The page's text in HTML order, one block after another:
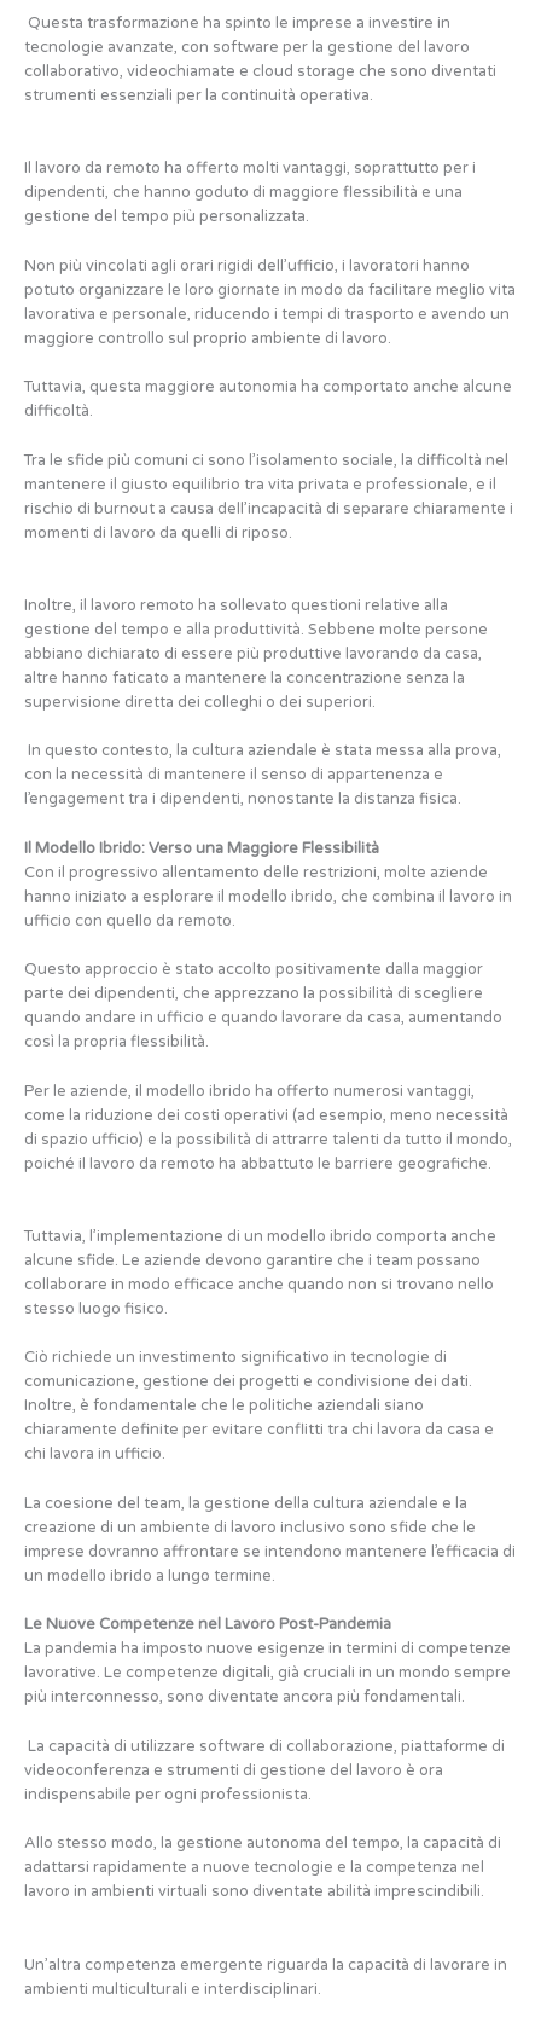
Questa trasformazione ha spinto le imprese a investire in
tecnologie avanzate, con software per la gestione del lavoro
collaborativo, videochiamate e cloud storage che sono diventati
strumenti essenziali per la continuità operativa.
Il lavoro da remoto ha offerto molti vantaggi, soprattutto per i
dipendenti, che hanno goduto di maggiore flessibilità e una
gestione del tempo più personalizzata.
Non più vincolati agli orari rigidi dell’ufficio, i lavoratori hanno
potuto organizzare le loro giornate in modo da facilitare meglio vita
lavorativa e personale, riducendo i tempi di trasporto e avendo un
maggiore controllo sul proprio ambiente di lavoro.
Tuttavia, questa maggiore autonomia ha comportato anche alcune
difficoltà.
Tra le sfide più comuni ci sono l’isolamento sociale, la difficoltà nel
mantenere il giusto equilibrio tra vita privata e professionale, e il
rischio di burnout a causa dell’incapacità di separare chiaramente i
momenti di lavoro da quelli di riposo.
Inoltre, il lavoro remoto ha sollevato questioni relative alla
gestione del tempo e alla produttività. Sebbene molte persone
abbiano dichiarato di essere più produttive lavorando da casa,
altre hanno faticato a mantenere la concentrazione senza la
supervisione diretta dei colleghi o dei superiori.
In questo contesto, la cultura aziendale è stata messa alla prova,
con la necessità di mantenere il senso di appartenenza e
l’engagement tra i dipendenti, nonostante la distanza fisica.
Il Modello Ibrido: Verso una Maggiore Flessibilità
Con il progressivo allentamento delle restrizioni, molte aziende
hanno iniziato a esplorare il modello ibrido, che combina il lavoro in
ufficio con quello da remoto.
Questo approccio è stato accolto positivamente dalla maggior
parte dei dipendenti, che apprezzano la possibilità di scegliere
quando andare in ufficio e quando lavorare da casa, aumentando
così la propria flessibilità.
Per le aziende, il modello ibrido ha offerto numerosi vantaggi,
come la riduzione dei costi operativi (ad esempio, meno necessità
di spazio ufficio) e la possibilità di attrarre talenti da tutto il mondo,
poiché il lavoro da remoto ha abbattuto le barriere geografiche.
Tuttavia, l’implementazione di un modello ibrido comporta anche
alcune sfide. Le aziende devono garantire che i team possano
collaborare in modo efficace anche quando non si trovano nello
stesso luogo fisico.
Ciò richiede un investimento significativo in tecnologie di
comunicazione, gestione dei progetti e condivisione dei dati.
Inoltre, è fondamentale che le politiche aziendali siano
chiaramente definite per evitare conflitti tra chi lavora da casa e
chi lavora in ufficio.
La coesione del team, la gestione della cultura aziendale e la
creazione di un ambiente di lavoro inclusivo sono sfide che le
imprese dovranno affrontare se intendono mantenere l’efficacia di
un modello ibrido a lungo termine.
Le Nuove Competenze nel Lavoro Post-Pandemia
La pandemia ha imposto nuove esigenze in termini di competenze
lavorative. Le competenze digitali, già cruciali in un mondo sempre
più interconnesso, sono diventate ancora più fondamentali.
La capacità di utilizzare software di collaborazione, piattaforme di
videoconferenza e strumenti di gestione del lavoro è ora
indispensabile per ogni professionista.
Allo stesso modo, la gestione autonoma del tempo, la capacità di
adattarsi rapidamente a nuove tecnologie e la competenza nel
lavoro in ambienti virtuali sono diventate abilità imprescindibili.
Un’altra competenza emergente riguarda la capacità di lavorare in
ambienti multiculturali e interdisciplinari.